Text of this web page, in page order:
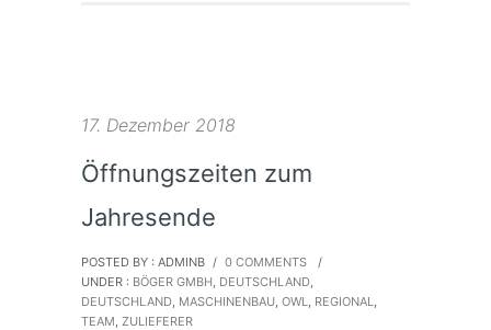
17. Dezember 2018
Öffnungszeiten zum
Jahresende
POSTED BY : ADMINB / 0 COMMENTS
/
UNDER : BÖGER GMBH, DEUTSCHLAND,
DEUTSCHLAND, MASCHINENBAU, OWL, REGIONAL,
TEAM, ZULIEFERER